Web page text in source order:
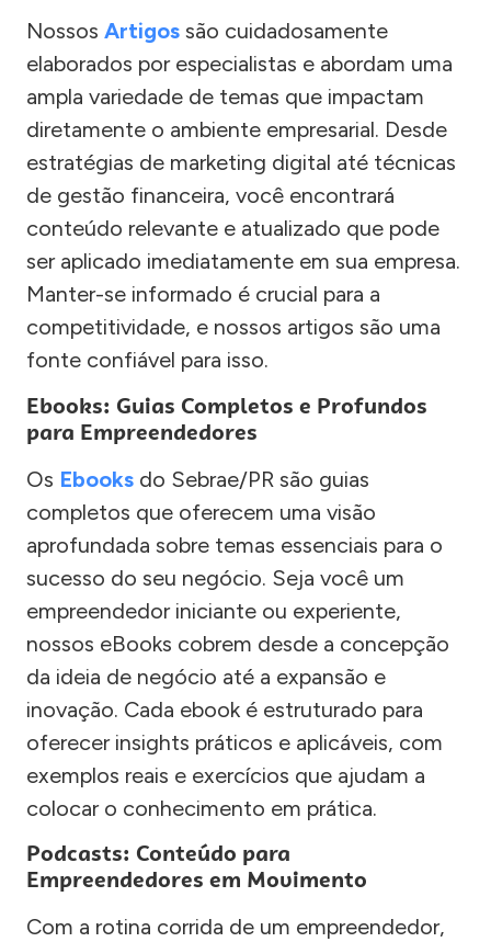
Nossos Artigos são cuidadosamente
elaborados por especialistas e abordam uma
ampla variedade de temas que impactam
diretamente o ambiente empresarial. Desde
estratégias de marketing digital até técnicas
de gestão financeira, você encontrará
conteúdo relevante e atualizado que pode
ser aplicado imediatamente em sua empresa.
Manter-se informado é crucial para a
competitividade, e nossos artigos são uma
fonte confiável para isso.
Ebooks: Guias Completos e Profundos
para Empreendedores
Os Ebooks do Sebrae/PR são guias
completos que oferecem uma visão
aprofundada sobre temas essenciais para o
sucesso do seu negócio. Seja você um
empreendedor iniciante ou experiente,
nossos eBooks cobrem desde a concepção
da ideia de negócio até a expansão e
inovação. Cada ebook é estruturado para
oferecer insights práticos e aplicáveis, com
exemplos reais e exercícios que ajudam a
colocar o conhecimento em prática.
Podcasts: Conteúdo para
Empreendedores em Movimento
Com a rotina corrida de um empreendedor,